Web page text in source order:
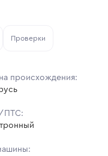
торги
Проверки
происхождения:
ПТС: